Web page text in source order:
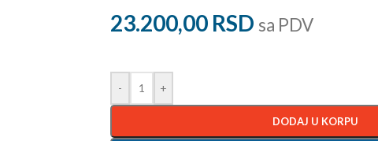
23.200,00 RSD sa PDV
- +
DODAJ U KORPU